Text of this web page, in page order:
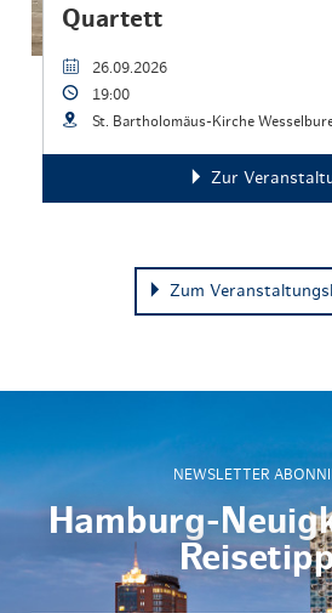
Quartett
26.09.2026
19:00
St. Bartholomäus-Kirche
Zur
Zum
NEWSLETTER
Hamburg-